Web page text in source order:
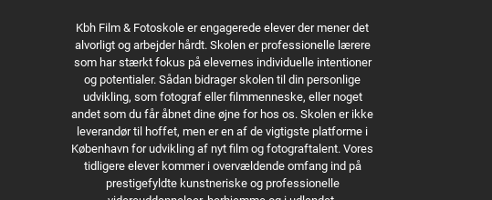
Kbh Film & Fotoskole er engagerede elever der mener det
alvorligt og arbejder hårdt. Skolen er professionelle lærere
som har stærkt fokus på elevernes individuelle intentioner
og potentialer. Sådan bidrager skolen til din personlige
udvikling, som fotograf eller filmmenneske, eller noget
andet som du får åbnet dine øjne for hos os. Skolen er ikke
leverandør til hoffet, men er en af de vigtigste platforme i
København for udvikling af nyt film og fotograftalent. Vores
tidligere elever kommer i overvældende omfang ind på
prestigefyldte kunstneriske og professionelle